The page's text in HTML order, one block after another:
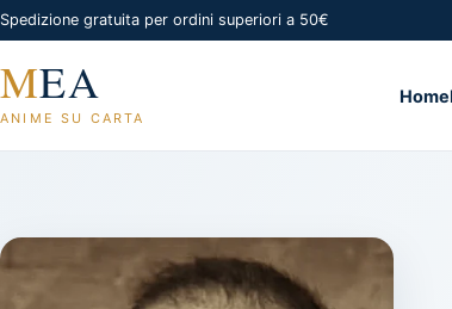
Spedizione gratuita per ordini superiori a 50€
MEA
ANIME SU CARTA
Home